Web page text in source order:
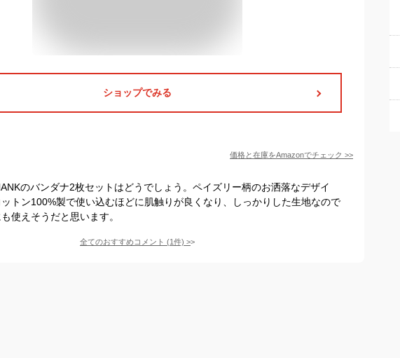
ショップでみる
価格と在庫をAmazonでチェック >>
のバンダナ2枚セットはどうでしょう。ペイズリー柄のお洒落なデザイ
トン100%製で使い込むほどに肌触りが良くなり、しっかりした生地なので
使えそうだと思います。
全てのおすすめコメント (1件) >